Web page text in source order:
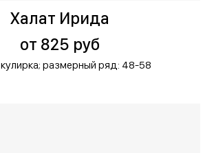
Халат Ирида
от 825 руб
размерный ряд: 48-58